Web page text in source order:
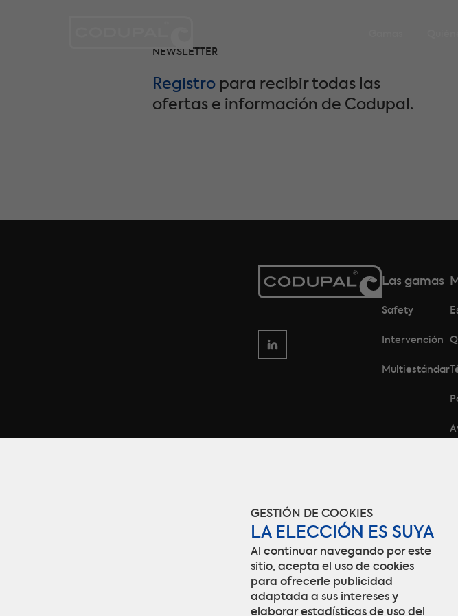
NEWSLETTER
Registropara recibir todas las
ofertas e información de Codupal.
Las gamas
Safety
Intervención
Multiestándar
GESTIÓN DE COOKIES
LA ELECCIÓN ES SUYA
Al continuar navegando por este
sitio, acepta el uso de cookies
para ofrecerle publicidad
adaptada a sus intereses y
elaborar estadísticas de uso del